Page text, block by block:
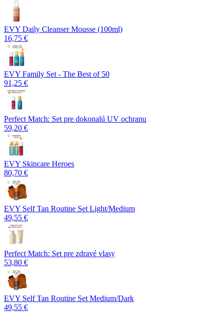
EVY Daily Cleanser Mousse (100ml)
16,75 €
EVY Family Set - The Best of 50
91,25 €
Perfect Match: Set pre dokonalú UV ochranu
59,20 €
EVY Skincare Heroes
80,70 €
EVY Self Tan Routine Set Light/Medium
49,55 €
Perfect Match: Set pre zdravé vlasy
53,80 €
EVY Self Tan Routine Set Medium/Dark
49,55 €